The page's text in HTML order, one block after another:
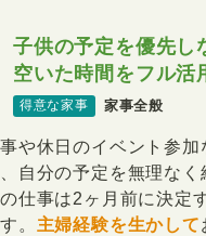
子供の予定を優先し
空いた時間をフル活
得意な家事 家事全般
や休日のイベント参加
自分の予定を無理なく
仕事は2ヶ月前に決定
。 主婦経験を生かして